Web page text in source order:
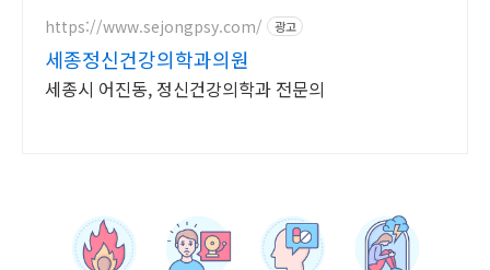
https://www.sejongpsy.com/ 광고
세종정신건강의학과의원
세종시 어진동, 정신건강의학과 전문의